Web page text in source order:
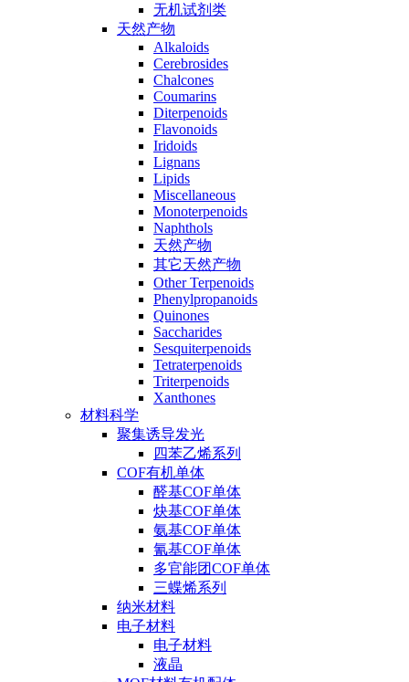
无机试剂类
天然产物
Alkaloids
Cerebrosides
Chalcones
Coumarins
Diterpenoids
Flavonoids
Iridoids
Lignans
Lipids
Miscellaneous
Monoterpenoids
Naphthols
天然产物
其它天然产物
Other Terpenoids
Phenylpropanoids
Quinones
Saccharides
Sesquiterpenoids
Tetraterpenoids
Triterpenoids
Xanthones
材料科学
聚集诱导发光
四苯乙烯系列
COF有机单体
醛基COF单体
炔基COF单体
氨基COF单体
氰基COF单体
多官能团COF单体
三蝶烯系列
纳米材料
电子材料
电子材料
液晶